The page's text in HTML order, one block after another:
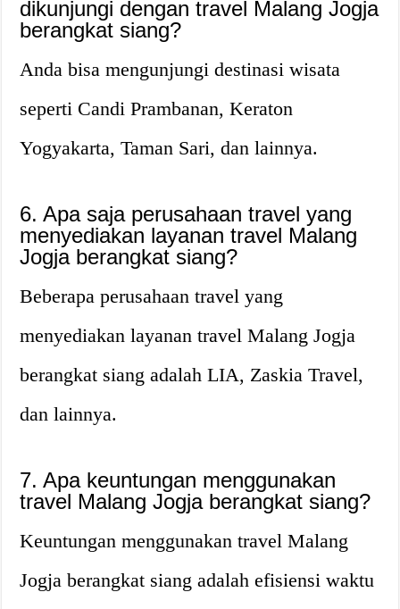
dikunjungi dengan travel Malang Jogja
berangkat siang?
Anda bisa mengunjungi destinasi wisata
seperti Candi Prambanan, Keraton
Yogyakarta, Taman Sari, dan lainnya.
6. Apa saja perusahaan travel yang
menyediakan layanan travel Malang
Jogja berangkat siang?
Beberapa perusahaan travel yang
menyediakan layanan travel Malang Jogja
berangkat siang adalah LIA, Zaskia Travel,
dan lainnya.
7. Apa keuntungan menggunakan
travel Malang Jogja berangkat siang?
Keuntungan menggunakan travel Malang
Jogja berangkat siang adalah efisiensi waktu